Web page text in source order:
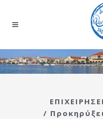
/